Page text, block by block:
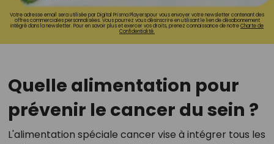
Votre adresse email sera utilisée par Digital Prisma Playerspour vous envoyer votre newsletter contenant des
offres commerciales personnalisées. Vous pourrez vous désinscrire en utilisant le lien de désabonnement
intégré dans la newsletter. Pour en savoir plus et exercer vos droits, prenez connaissance de notreCharte de
Confidentialité.
Quelle alimentation pour
prévenir le cancer du sein ?
L'alimentation spéciale cancer vise à intégrer tous les